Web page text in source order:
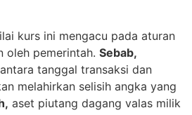
kurs ini mengacu pada aturan
oleh pemerintah. Sebab,
tanggal transaksi dan
melahirkan selisih angka yang
aset piutang dagang valas milik